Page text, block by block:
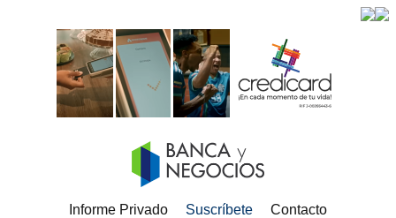
Informe Privado Suscríbete Contacto